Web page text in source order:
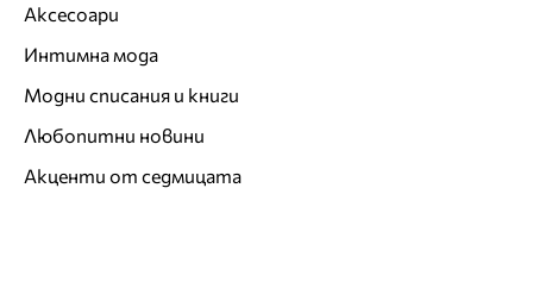
Аксесоари
Интимна мода
Модни списания и книги
Любопитни новини
Акценти от седмицата